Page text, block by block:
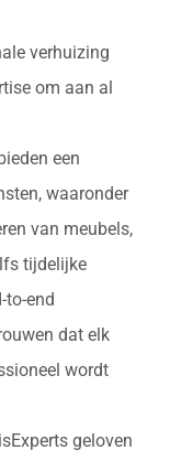
verhuizing
om aan al
een
waaronder
van meubels,
tijdelijke
end
dat elk
wordt
geloven